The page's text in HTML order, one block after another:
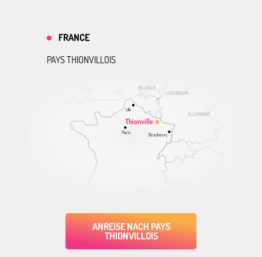
ALLEMAGNE
BELGIQUE
LUXEMBOURG
Thionville
Lille
Paris Strasbourg
FRANCE
PAYS THIONVILLOIS
ANREISE NACH PAYS
THIONVILLOIS